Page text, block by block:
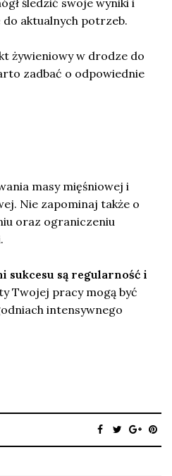
aktualnych potrzeb.
żywieniowy w drodze do
zadbać o odpowiednie
masy mięśniowej i
Nie zapominaj także o
oraz ograniczeniu
sukcesu są regularność i
Twojej pracy mogą być
intensywnego